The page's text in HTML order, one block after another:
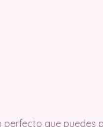
perfecto que puedes